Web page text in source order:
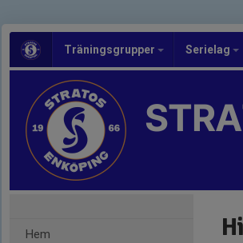
Träningsgrupper Serielag
Hem